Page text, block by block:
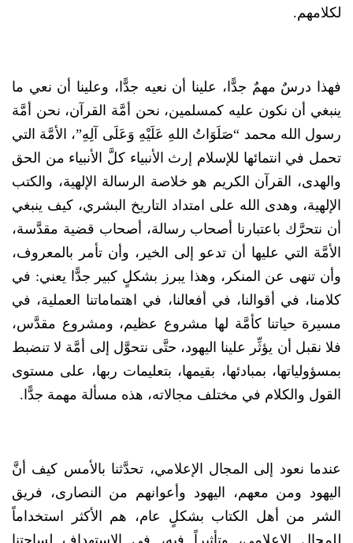
لكلامهم.
فهذا درسٌ مهمٌ جدًّا، علينا أن نعيه جدًّا، وعلينا أن نعي ما
ينبغي أن نكون عليه كمسلمين، نحن أمَّة القرآن، نحن أمَّة
رسول الله محمد “صَلَوَاتُ اللهِ عَلَيْهِ وَعَلَى آلِهِ”، الأمَّة التي
تحمل في انتمائها للإسلام إرث الأنبياء كلَّ الأنبياء من الحق
والهدى، القرآن الكريم هو خلاصة الرسالة الإلهية، والكتب
الإلهية، وهدى الله على امتداد التاريخ البشري، كيف ينبغي
أن نتحرَّك باعتبارنا أصحاب رسالة، أصحاب قضية مقدَّسة،
الأمَّة التي عليها أن تدعو إلى الخير، وأن تأمر بالمعروف،
وأن تنهى عن المنكر، وهذا يبرز بشكلٍ كبير جدًّا يعني: في
كلامنا، في أقوالنا، في أفعالنا، في اهتماماتنا العملية، في
مسيرة حياتنا كأمَّة لها مشروع عظيم، ومشروع مقدَّس،
فلا نقبل أن يؤثِّر علينا اليهود، حتَّى نتحوَّل إلى أمَّة لا تنضبط
بمسؤولياتها، بمبادئها، بقيمها، بتعليمات ربها، على مستوى
القول والكلام في مختلف مجالاته، هذه مسألة مهمة جدًّا.
عندما نعود إلى المجال الإعلامي، تحدَّثنا بالأمس كيف أنَّ
اليهود ومن معهم، اليهود وأعوانهم من النصارى، فريق
الشر من أهل الكتاب بشكلٍ عام، هم الأكثر استخداماً